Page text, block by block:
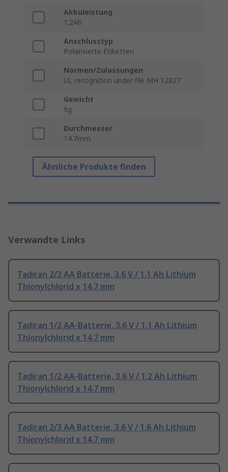
Akkuleistung
1.2Ah
Anschlusstyp
Polarisierte Etiketten
Normen/Zulassungen
UL recognition under file MH 12827
Gewicht
9g
Durchmesser
14.7mm
Ähnliche Produkte finden
Verwandte Links
Tadiran 2/3 AA Batterie, 3.6 V / 1.1 Ah Lithium
Thionylchlorid x 14.7 mm
Tadiran 1/2 AA-Batterie, 3.6 V / 1.1 Ah Lithium
Thionylchlorid x 14.7 mm
Tadiran 1/2 AA-Batterie, 3.6 V / 1.2 Ah Lithium
Thionylchlorid x 14.7 mm
Tadiran 2/3 AA Batterie, 3.6 V / 1.6 Ah Lithium
Thionylchlorid x 14.7 mm